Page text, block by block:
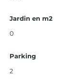
Jardin en m2
0
Parking
2